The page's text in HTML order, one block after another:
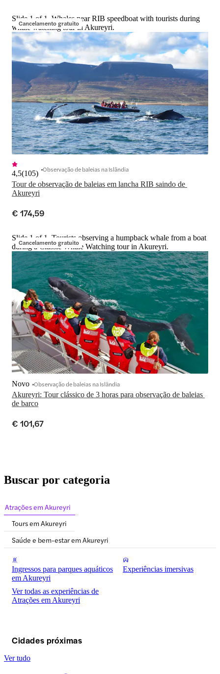
Cancelamento gratuito
Slide 1 of 1, Whales near RIB speedboat with tourists during
whale watching tour in Akureyri.
Tour de observação de baleias em lancha RIB saindo de
Akureyri
4,5(105) Observação de baleias na Islândia
€ 174,59
Cancelamento gratuito
Slide 1 of 1, Tourists observing a humpback whale from a boat
during a Classic Whale Watching tour in Akureyri.
Akureyri: Tour clássico de 3 horas para observação de baleias
de barco
Novo Observação de baleias na Islândia
€ 101,67
Buscar por categoria
Atrações em Akureyri
Tours em Akureyri
Saúde e bem-estar em Akureyri
Ingressos para parques aquáticos
em Akureyri
Experiências imersivas
Ver todas as experiências de
Atrações em Akureyri
Cidades próximas
Ver tudo